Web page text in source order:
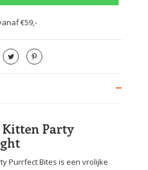
€59,-
Kitten Party
Purrfect Bites is een vrolijke